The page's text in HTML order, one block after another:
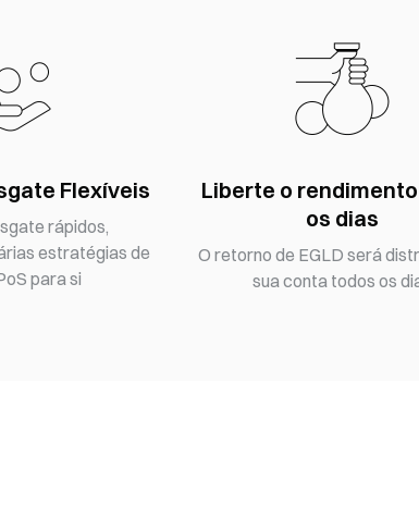
Flexíveis
rápidos,
estratégias de
para si
Liberte o
os dias
O retorno de EGLD será
sua conta todos os